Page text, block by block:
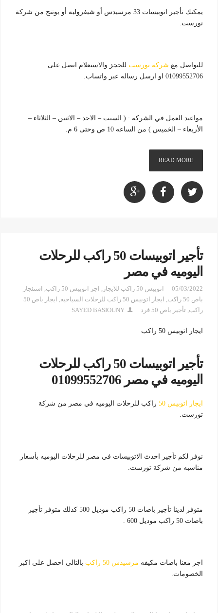
يمكنك تأجير اتوبيسات 33 مرسيدس أو شيفروليه أو يوتنج من شركة
تورست.
للتواصل مع شركة تورست للحجز والاستعلام اتصل على
01099552706 او ارسل رساله عبر واتساب.
مواعيد العمل في الشركه : ( السبت – الاحد – الاثنين – الثلاثاء –
الأربعاء – الخميس ) من الساعه 10 ص وحتى 6 م.
READ MORE
تأجير اتوبيسات 50 راكب للرحلات
اليوميه في مصر
05/03/2022 اتوبيس 50 راكب للايجار , اجر اتوبيس 50 راكب , استئجار
باص 50 راكب
, ايجار اتوبيس 50 راكب للرحلات السياحيه ,
ايجار باص 50
راكب, تأجير باص 50 فرد SAYED BASIOUNY
ايجار اتوبيس 50 راكب
تأجير اتوبيسات 50 راكب للرحلات
اليوميه في مصر 01099552706
ايجار اتوبيس 50
راكب للرحلات اليوميه في مصر من شركة
تورست.
نوفر لكم تأجير احدث الاتوبيسات في مصر للرحلات اليوميه بأسعار
مناسبه من شركة تورست.
متوفر لدينا تأجير باصات 50 راكب موديل 500 كذلك متوفر تأجير
باصات 50 راكب موديل 600 .
اجر معنا باصات مكيفه مرسيدس 50 راكب
بالتالي احصل على اكبر
الخصومات.